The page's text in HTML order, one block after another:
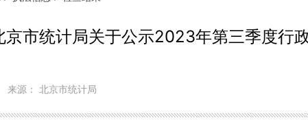
京市统计局关于公示2023年第三季度行
源： 北京市统计局